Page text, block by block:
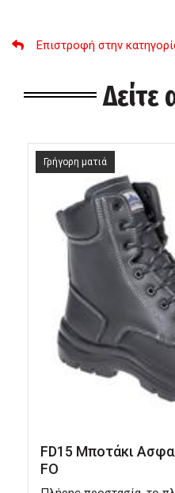
Επιστροφή στην
Δείτε
FD15 Μποτάκι
FO
Γρήγορη ματιά